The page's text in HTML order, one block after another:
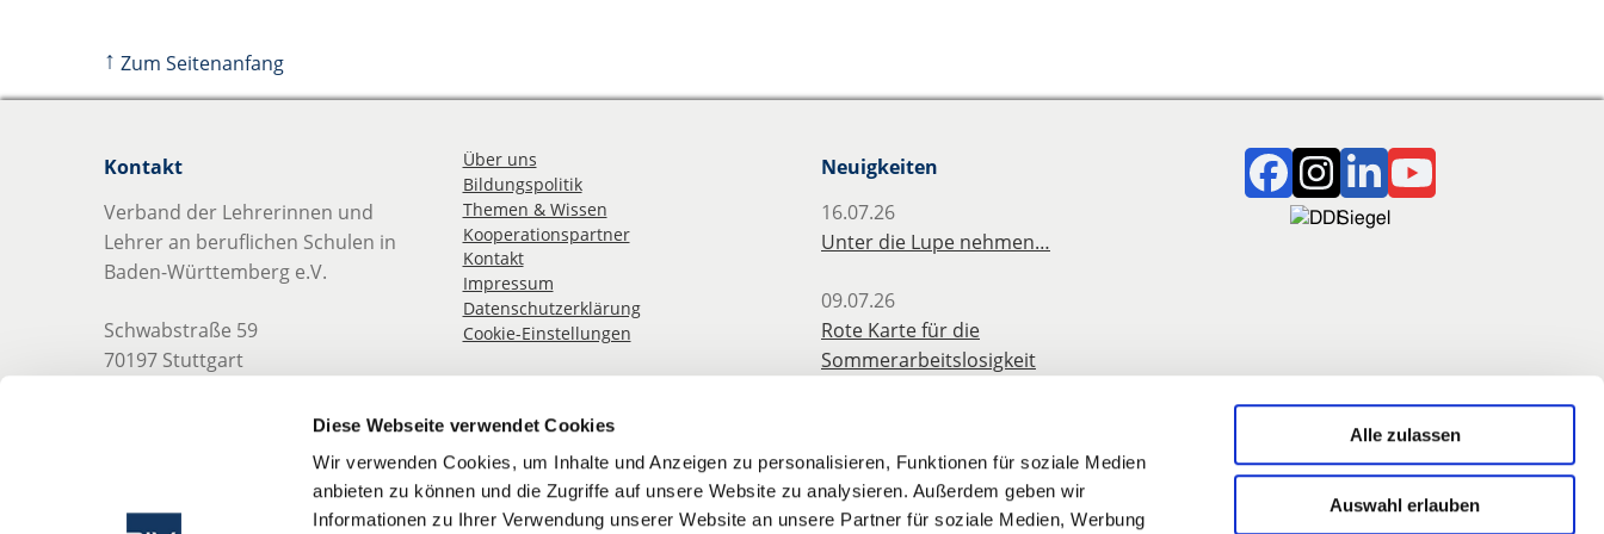
Diese Webseite verwendet Cookies
Wir verwenden Cookies, um Inhalte und Anzeigen zu personalisieren, Funktionen für soziale Medien
anbieten zu können und die Zugriffe auf unsere Website zu analysieren. Außerdem geben wir
Informationen zu Ihrer Verwendung unserer Website an unsere Partner für soziale Medien, Werbung
Alle zulassen
Auswahl erlauben
↑ Zum Seitenanfang
Kontakt
Verband der Lehrerinnen und
Lehrer an beruflichen Schulen in
Baden-Württemberg e.V.
Schwabstraße 59
70197 Stuttgart
E-Mail:info@blv-bw.de
Über uns
Bildungspolitik
Themen & Wissen
Kooperationspartner
Kontakt
Impressum
Datenschutzerklärung
Cookie-Einstellungen
Neuigkeiten
16.07.26
Unter die Lupe nehmen…
09.07.26
Rote Karte für die
Sommerarbeitslosigkeit
Erfolg des BLV: Hitzefrei jetzt auch
für Berufliche Schulen